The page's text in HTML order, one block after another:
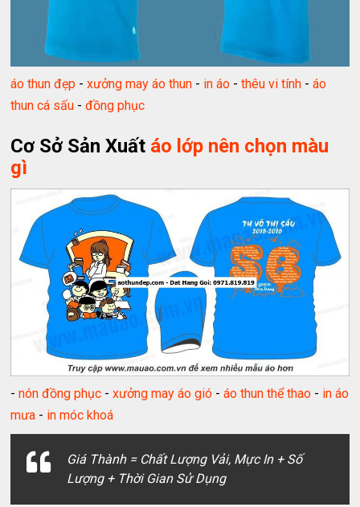
áo thun đẹp -xưởng may áo thun - in áo -thêu vi tính -áo
thun cá sấu -đồng phục
Cơ Sở Sản Xuất áo lớp nên chọn màu
gì
-nón đồng phục -xưởng may áo gió -áo thun thể thao - in áo
mưa - in móc khoá
Giá Thành = Chất Lượng Vải, Mực In + Số
Lượng + Thời Gian Sử Dụng